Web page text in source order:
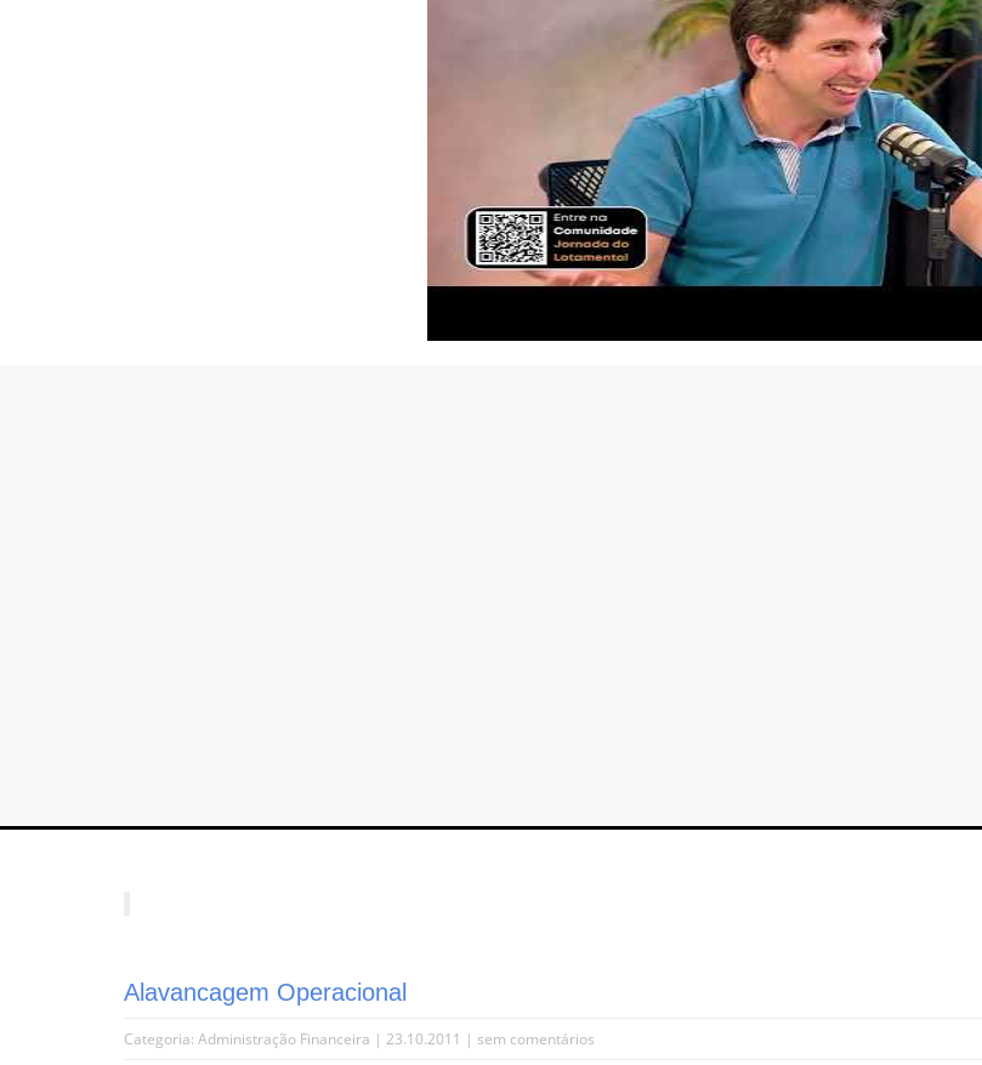
Alavancagem Operacional
Categoria: Administração Financeira | 23.10.2011 | sem comentários